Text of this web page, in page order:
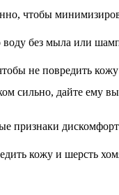
чтобы
воду без мыла или
не повредить кожу
сильно, дайте ему
признаки
кожу и шерсть